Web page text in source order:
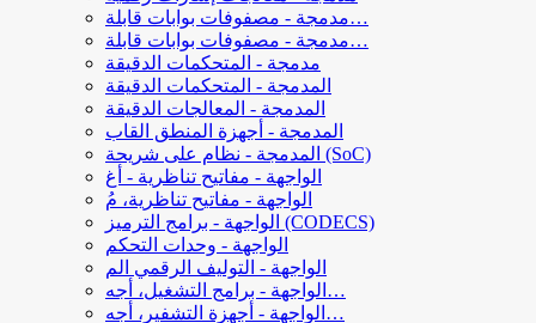
مدمجة - مصفوفات بوابات قابلة…
مدمجة - مصفوفات بوابات قابلة…
مدمجة - المتحكمات الدقيقة
المدمجة - المتحكمات الدقيقة
المدمجة - المعالجات الدقيقة
المدمجة - أجهزة المنطق القاب
المدمجة - نظام على شريحة (SoC)
الواجهة - مفاتيح تناظرية - أغ
الواجهة - مفاتيح تناظرية، مُ
الواجهة - برامج الترميز (CODECS)
الواجهة - وحدات التحكم
الواجهة - التوليف الرقمي الم
الواجهة - برامج التشغيل، أجه…
الواجهة - أجهزة التشفير، أجه…